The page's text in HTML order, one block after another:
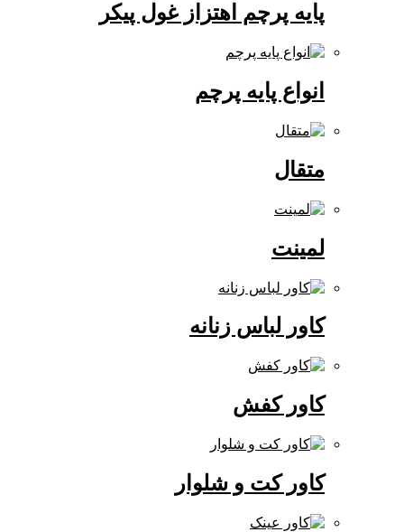
پایه پرچم اهتزاز غول پیکر
انواع پایه پرچم
کاور لباس زنانه
کاور کفش
کاور کت و شلوار